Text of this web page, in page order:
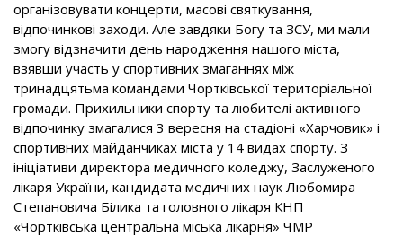
організовувати концерти, масові святкування,
відпочинкові заходи. Але завдяки Богу та ЗСУ, ми мали
змогу відзначити день народження нашого міста,
взявши участь у спортивних змаганнях між
тринадцятьма командами Чортківської територіальної
громади. Прихильники спорту та любителі активного
відпочинку змагалися 3 вересня на стадіоні «Харчовик» і
спортивних майданчиках міста у 14 видах спорту. З
ініціативи директора медичного коледжу, Заслуженого
лікаря України, кандидата медичних наук Любомира
Степановича Білика та головного лікаря КНП
«Чортківська центральна міська лікарня» ЧМР